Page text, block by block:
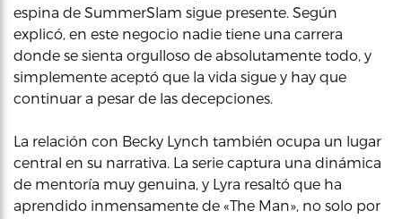
espina de SummerSlam sigue presente. Según
explicó, en este negocio nadie tiene una carrera
donde se sienta orgulloso de absolutamente todo, y
simplemente aceptó que la vida sigue y hay que
continuar a pesar de las decepciones.
La relación con Becky Lynch también ocupa un lugar
central en su narrativa. La serie captura una dinámica
de mentoría muy genuina, y Lyra resaltó que ha
aprendido inmensamente de «The Man», no solo por